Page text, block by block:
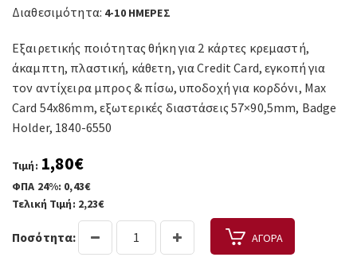
Διαθεσιμότητα: 4-10 ΗΜΕΡΕΣ
Εξαιρετικής ποιότητας θήκη για 2 κάρτες κρεμαστή,
άκαμπτη, πλαστική, κάθετη, για Credit Card, εγκοπή για
τον αντίχειρα μπρος & πίσω, υποδοχή για κορδόνι, Max
Card 54x86mm, εξωτερικές διαστάσεις 57×90,5mm, Badge
Holder, 1840-6550
Τιμή: 1,80€
ΦΠΑ 24%: 0,43€
Τελική Τιμή: 2,23€
Ποσότητα: ΑΓΟΡΑ